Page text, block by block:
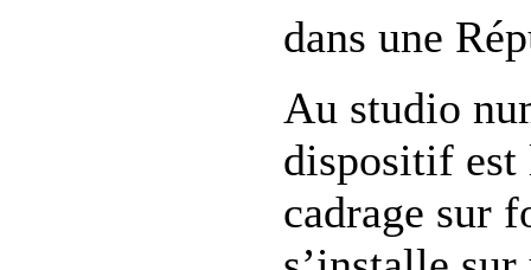
dans une
Au studio
dispositif est
cadrage sur